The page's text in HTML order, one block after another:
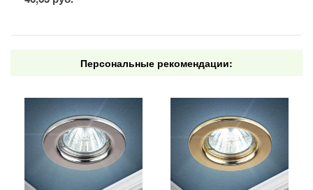
Персональные рекомендации: